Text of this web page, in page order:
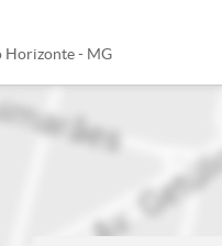
Horizonte - MG